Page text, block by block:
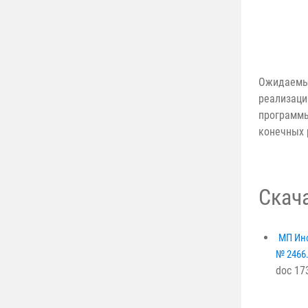
конечных
МП
№ 2466.
doc